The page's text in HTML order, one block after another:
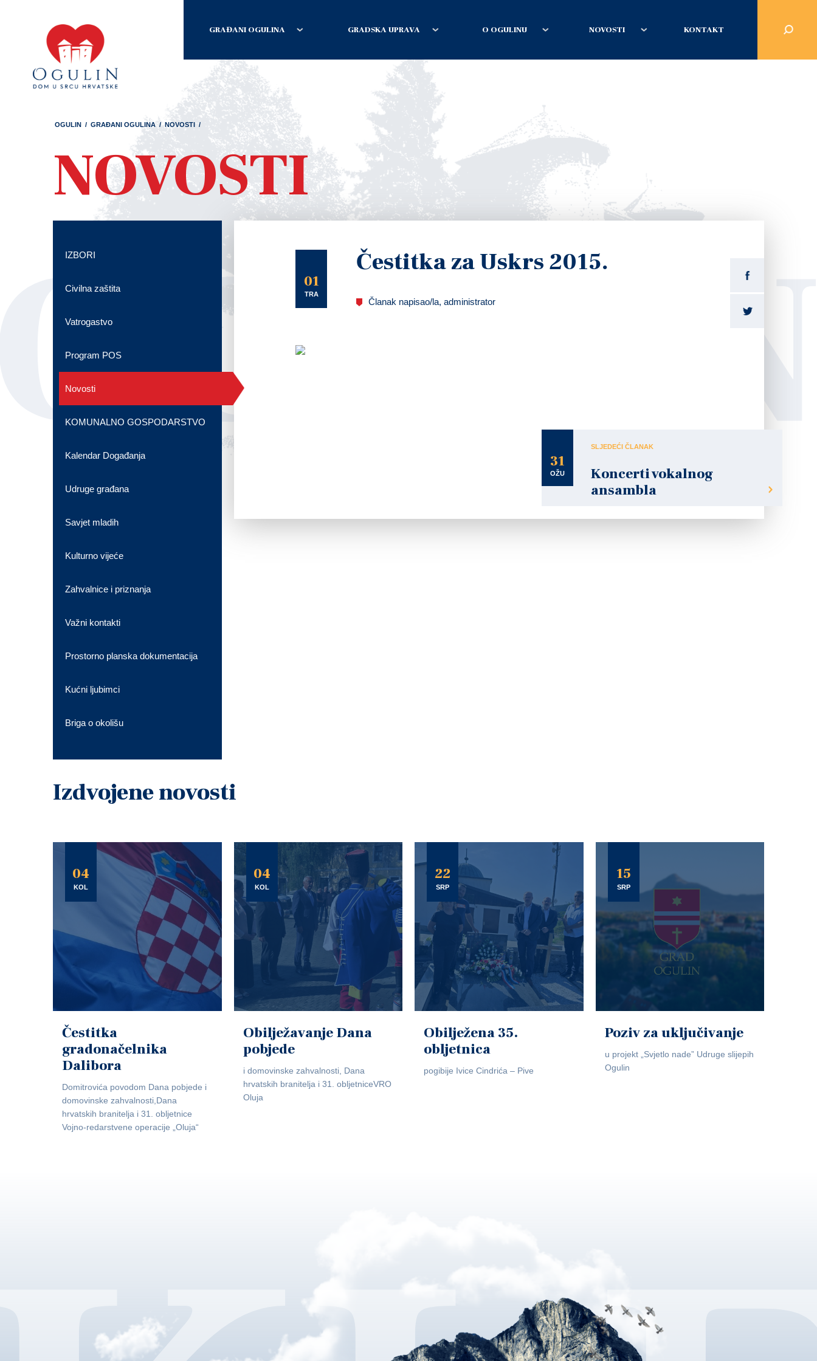
GRAĐANI OGULINA GRADSKA UPRAVA O OGULINU NOVOSTI KONTAKT
OGULIN / GRAĐANI OGULINA / NOVOSTI /
NOVOSTI
01
TRA
Čestitka za Uskrs 2015.
Članak napisao/la, administrator
31
OŽU
SLJEDEĆI ČLANAK
Koncerti vokalnog
ansambla
IZBORI
Civilna zaštita
Vatrogastvo
Program POS
Novosti
KOMUNALNO GOSPODARSTVO
Kalendar Događanja
Udruge građana
Savjet mladih
Kulturno vijeće
Zahvalnice i priznanja
Važni kontakti
Prostorno planska dokumentacija
Kućni ljubimci
Briga o okolišu
Izdvojene novosti
04
KOL
Čestitka
gradonačelnika
Dalibora
Domitrovića povodom Dana pobjede i
domovinske zahvalnosti,Dana
hrvatskih branitelja i 31. obljetnice
Vojno-redarstvene operacije „Oluja“
04
KOL
Obilježavanje Dana
pobjede
i domovinske zahvalnosti, Dana
hrvatskih branitelja i 31. obljetniceVRO
Oluja
22
SRP
Obilježena 35.
obljetnica
pogibije Ivice Cindrića – Pive
15
SRP
Poziv za uključivanje
u projekt „Svjetlo nade” Udruge slijepih
Ogulin